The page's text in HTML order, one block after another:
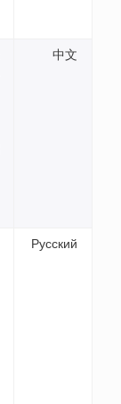
中文
Русский